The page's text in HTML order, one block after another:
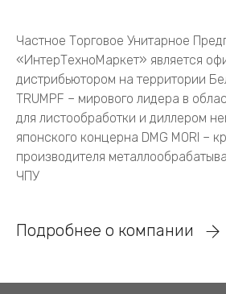
Частное Торговое Унитарное
«ИнтерТехноМаркет» является
дистрибьютором на территории
TRUMPF – мирового лидера в
для листообработки и диллером
японского концерна DMG MORI –
производителя
ЧПУ
Подробнее о компании